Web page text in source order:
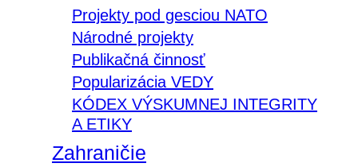
Projekty pod gesciou NATO
Národné projekty
Publikačná činnosť
Popularizácia VEDY
KÓDEX VÝSKUMNEJ INTEGRITY
A ETIKY
Zahraničie